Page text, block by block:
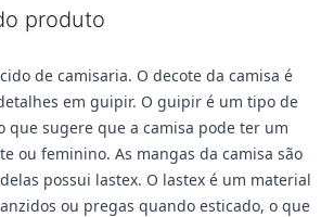
produto
de camisaria. O decote da camisa é
em guipir. O guipir é um tipo de
que sugere que a camisa pode ter um
ou feminino. As mangas da camisa são
possui lastex. O lastex é um material
ou pregas quando esticado, o que